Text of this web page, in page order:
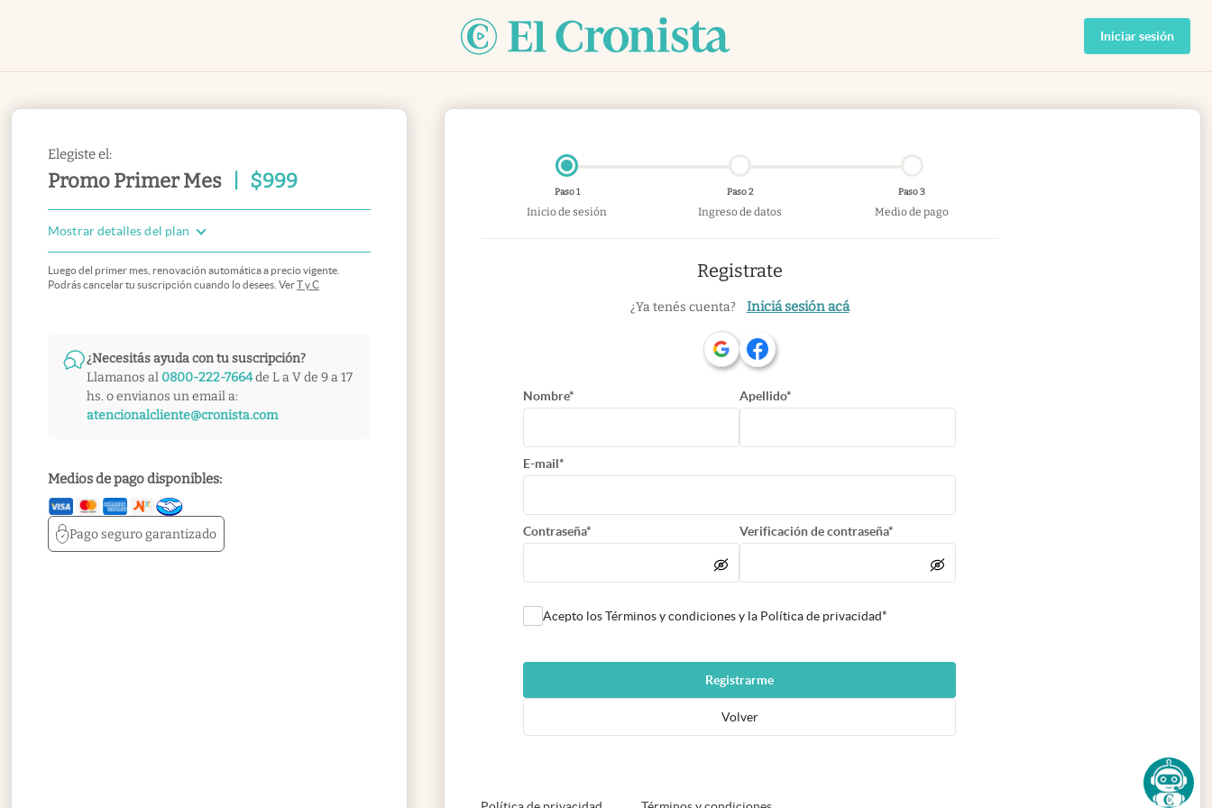
Iniciar sesión
Elegiste el:
Promo Primer Mes $999
Mostrar detalles del plan
Luego del primer mes, renovación automática a precio vigente.
Podrás cancelar tu suscripción cuando lo desees. VerT y C
¿Necesitás ayuda con tu suscripción?
Llamanos al 0800-222-7664de L a V de 9 a 17
hs. o envianos un email a:
atencionalcliente@cronista.com
Medios de pago disponibles:
Pago segurogarantizado
Paso 1
Inicio de sesión
Paso 2
Ingreso de datos
Paso 3
Medio de pago
Registrate
¿Ya tenés cuenta? Iniciá sesión acá
Nombre* Apellido*
E-mail*
Contraseña* Verificación de contraseña*
Acepto los Términos y condiciones y la Política de privacidad*
Registrarme
Volver